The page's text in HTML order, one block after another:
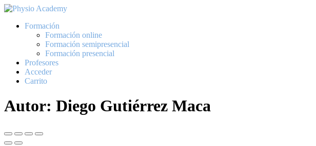
Ir
contenidoFormación
Formación online
Formación semipresencial
Formación presencial
Profesores
Acceder
Carrito
Autor: Diego Gutiérrez Maca